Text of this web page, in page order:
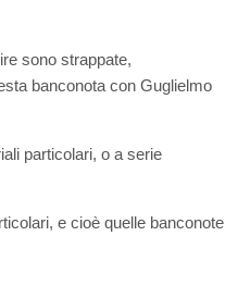
sono strappate,
banconota con Guglielmo
particolari, o a serie
e cioè quelle banconote